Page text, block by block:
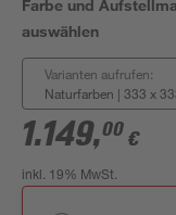
Farbe und
auswählen
Varianten aufrufen:
Naturfarben | 333 x
1.149,00 €
inkl. 19% MwSt.